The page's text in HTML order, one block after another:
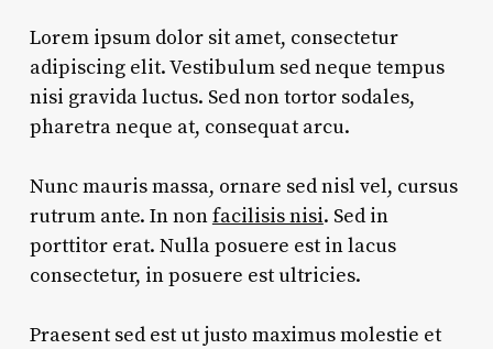
Lorem ipsum dolor sit amet, consectetur
adipiscing elit. Vestibulum sed neque tempus
nisi gravida luctus. Sed non tortor sodales,
pharetra neque at, consequat arcu.
Nunc mauris massa, ornare sed nisl vel, cursus
rutrum ante. In nonfacilisis nisi. Sed in
porttitor erat. Nulla posuere est in lacus
consectetur, in posuere est ultricies.
Praesent sed est ut justo maximus molestie et